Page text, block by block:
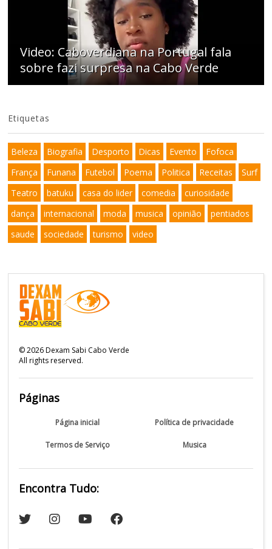
Video: Caboverdiana na Portugal fala
sobre fazi surpresa na Cabo Verde
Etiquetas
Beleza Biografia Desporto Dicas Evento
Fofoca
França
Funana Futebol Poema Politica Receitas
Surf
Teatro
batuku casa do lider comedia
curiosidade
dança
internacional moda musica opinião
pentiados
saude
sociedade turismo video
©2026Dexam Sabi Cabo Verde
All rights reserved.
Páginas
Página inicial Política de privacidade
Termos de Serviço Musica
Encontra Tudo: